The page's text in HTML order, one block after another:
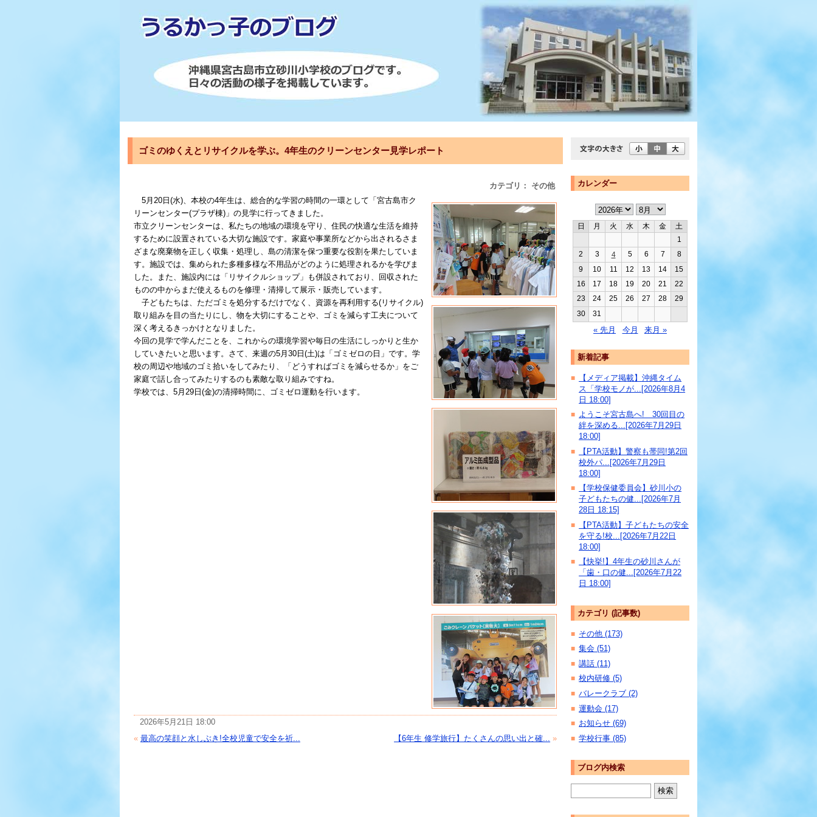
ゴミのゆくえとリサイクルを学ぶ。4年生のクリーンセンター見学レポート
カテゴリ： その他
5月20日(水)、本校の4年生は、総合的な学習の時間の一環として「宮古島市ク
リーンセンター(プラザ棟)」の見学に行ってきました。
市立クリーンセンターは、私たちの地域の環境を守り、住民の快適な生活を維持
するために設置されている大切な施設です。家庭や事業所などから出されるさま
ざまな廃棄物を正しく収集・処理し、島の清潔を保つ重要な役割を果たしていま
す。施設では、集められた多種多様な不用品がどのように処理されるかを学びま
した。また、施設内には「リサイクルショップ」も併設されており、回収された
ものの中からまだ使えるものを修理・清掃して展示・販売しています。
子どもたちは、ただゴミを処分するだけでなく、資源を再利用する(リサイクル)
取り組みを目の当たりにし、物を大切にすることや、ゴミを減らす工夫について
深く考えるきっかけとなりました。
今回の見学で学んだことを、これからの環境学習や毎日の生活にしっかりと生か
していきたいと思います。さて、来週の5月30日(土)は「ゴミゼロの日」です。学
校の周辺や地域のゴミ拾いをしてみたり、「どうすればゴミを減らせるか」をご
家庭で話し合ってみたりするのも素敵な取り組みですね。
学校では、5月29日(金)の清掃時間に、ゴミゼロ運動を行います。
2026年5月21日 18:00
« 最高の笑顔と水しぶき!全校児童で安全を祈... 【6年生 修学旅行】たくさんの思い出と確... »
カレンダー
日 月 火 水 木 金
土
1
2
3 4 5 6 7
8
9
10 11 12 13 14
15
16
17 18 19 20 21
22
23
24 25 26 27 28
29
30
31
« 先月 今月 来月 »
新着記事
■
【メディア掲載】沖縄タイム
ス「学校モノが...[2026年8月4
日 18:00]
■ ようこそ宮古島へ! 30回目の
絆を深める...[2026年7月29日
18:00]
■
【PTA活動】警察も帯同!第2回
校外パ...[2026年7月29日
18:00]
■
【学校保健委員会】砂川小の
子どもたちの健...[2026年7月
28日 18:15]
■
【PTA活動】子どもたちの安全
を守る!校...[2026年7月22日
18:00]
■
【快挙!】4年生の砂川さんが
「歯・口の健...[2026年7月22
日 18:00]
カテゴリ (記事数)
■ その他 (173)
■ 集会 (51)
■ 講話 (11)
■ 校内研修 (5)
■ バレークラブ (2)
■ 運動会 (17)
■ お知らせ (69)
■ 学校行事 (85)
ブログ内検索